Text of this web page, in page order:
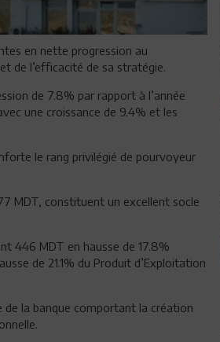
en nette progression au
de l’efficacité de sa stratégie.
de 7.8% par rapport à l’année
une croissance de 9.4% et les
le rang privilégié de pourvoyeur
MDT, constituent un excellent socle
446 MDT en hausse de 17.8%
de 21.1% du Produit d’Exploitation
de la banque comportant la création